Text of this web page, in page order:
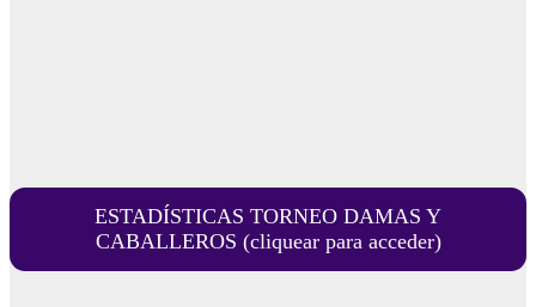
ESTADÍSTICAS TORNEO DAMAS Y
CABALLEROS (cliquear para acceder)